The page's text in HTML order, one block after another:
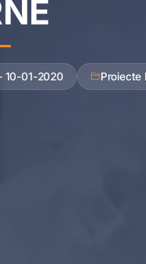
10-01-2020 Proiecte